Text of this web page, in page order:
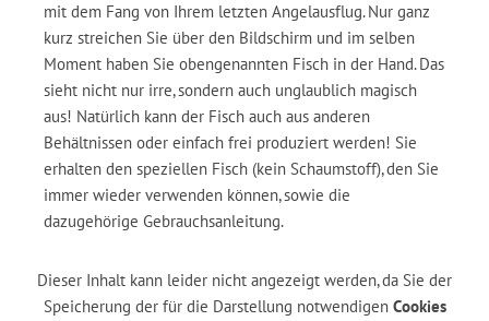
mit dem Fang von Ihrem letzten Angelausflug. Nur ganz
kurz streichen Sie über den Bildschirm und im selben
Moment haben Sie obengenannten Fisch in der Hand. Das
sieht nicht nur irre, sondern auch unglaublich magisch
aus! Natürlich kann der Fisch auch aus anderen
Behältnissen oder einfach frei produziert werden! Sie
erhalten den speziellen Fisch (kein Schaumstoff), den Sie
immer wieder verwenden können, sowie die
dazugehörige Gebrauchsanleitung.
Dieser Inhalt kann leider nicht angezeigt werden, da Sie der
Speicherung der für die Darstellung notwendigen Cookies